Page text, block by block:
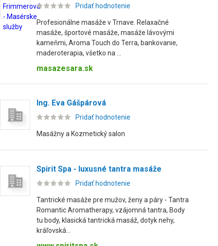
Pridať hodnotenie
Profesionálne masáže v Trnave. Relaxačné
masáže, športové masáže, masáže lávovými
kameňmi, Aroma Touch do Terra, bankovanie,
maderoterapia, všetko na ...
masazesara.sk
Ing. Eva Gášpárová
Pridať hodnotenie
Masážny a Kozmetický salon
Spirit Spa - luxusné tantra masáže
Pridať hodnotenie
Tantrické masáže pre mužov, ženy a páry - Tantra
Romantic Aromatherapy, vzájomná tantra, Body
tu body, klasická tantrická masáž, dotyk nehy,
kráľovská...